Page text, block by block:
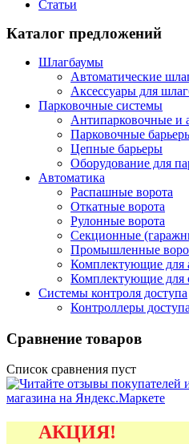
Статьи
Каталог предложений
Шлагбаумы
Автоматические
Аксессуары для
Парковочные системы
Антипарковочные и
Парковочные
Цепные барьеры
Оборудование для
Автоматика
Распашные ворота
Откатные ворота
Рулонные ворота
Секционные
Промышленные
Комплектующие для
Комплектующие для
Системы контроля доступа
Контроллеры доступа
Сравнение товаров
Список сравнения пуст
АКЦИЯ!